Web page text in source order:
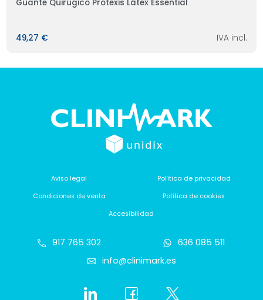
Guante Quirúgico Protexis Látex Essential
49,27 € IVA incl.
Aviso legal
Política de privacidad
Condiciones de venta
Política de cookies
Accesibilidad
917 765 302
636 085 511
info@clinimark.es